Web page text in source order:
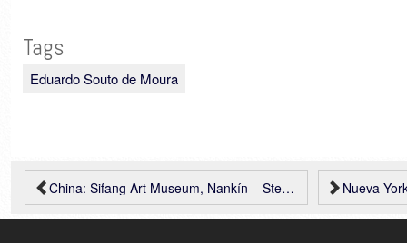
Tags
Eduardo Souto de Moura
Nueva York:
China: Sifang Art Museum, Nankín – Steven Holl Architects